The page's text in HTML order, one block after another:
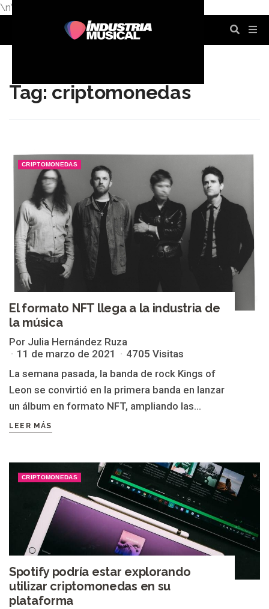
\n\n
Tag: criptomonedas
CRIPTOMONEDAS
El formato NFT llega a la industria de
la música
Por Julia Hernández Ruza
11 de marzo de 2021
4705 Visitas
La semana pasada, la banda de rock Kings of
Leon se convirtió en la primera banda en lanzar
un álbum en formato NFT, ampliando las...
LEER MÁS
CRIPTOMONEDAS
Spotify podría estar explorando
utilizar criptomonedas en su
plataforma